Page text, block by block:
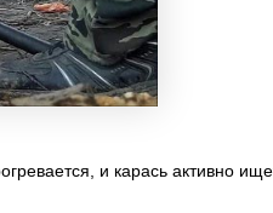
и карась активно